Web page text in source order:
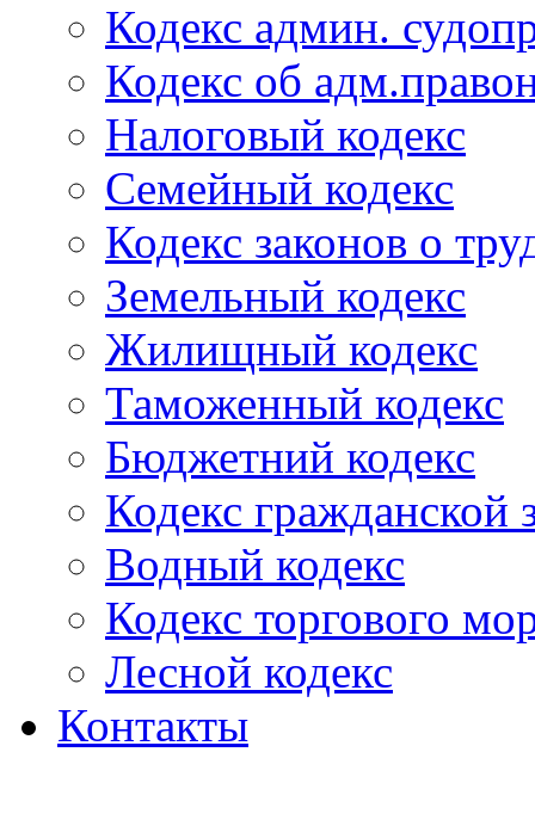
Кодекс админ.
Кодекс об
Налоговый кодекс
Семейный кодекс
Кодекс законов о
Земельный кодекс
Жилищный кодекс
Таможенный кодекс
Бюджетний кодекс
Кодекс гражданской
Водный кодекс
Кодекс торгового
Лесной кодекс
Контакты